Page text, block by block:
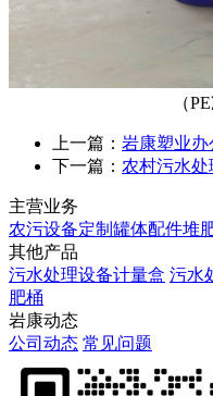
（
上一篇： 岩康塑业办
下一篇： 农村污水
主营业务
农污设备定制 罐体配件堆
其他产品
污水处理设备计量盒 污水
肥桶
岩康动态
公司动态 常见问题